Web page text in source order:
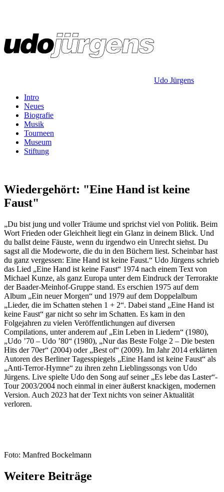
Udo Jürgens
Intro
Neues
Biografie
Musik
Tourneen
Museum
Stiftung
Wiedergehört: "Eine Hand ist keine
Faust"
„Du bist jung und voller Träume und sprichst viel von Politik. Beim
Wort Frieden oder Gleichheit liegt ein Glanz in deinem Blick. Und
du ballst deine Fäuste, wenn du irgendwo ein Unrecht siehst. Du
sagst all die Modeworte, die du in den Büchern liest. Scheinbar hast
du ganz vergessen: Eine Hand ist keine Faust.“ Udo Jürgens schrieb
das Lied „Eine Hand ist keine Faust“ 1974 nach einem Text von
Michael Kunze, als ganz Europa unter dem Eindruck der Terrorakte
der Baader-Meinhof-Gruppe stand. Es erschien 1975 auf dem
Album „Ein neuer Morgen“ und 1979 auf dem Doppelalbum
„Lieder, die im Schatten stehen 1 + 2“. Dabei stand „Eine Hand ist
keine Faust“ gar nicht so sehr im Schatten. Es kam in den
Folgejahren zu vielen Veröffentlichungen auf diversen
Compilations, unter anderem auf „Ein Leben in Liedern“ (1980),
„Udo ’70 – Udo ’80“ (1980), „Nur das Beste Folge 2 – Die besten
Hits der 70er“ (2004) oder „Best of“ (2009). Im Jahr 2014 erklärten
Autoren des Berliner Tagesspiegels „Eine Hand ist keine Faust“ als
„Anti-Terror-Hymne“ zu ihren zehn Lieblingssongs von Udo
Jürgens. Live spielte Udo den Song auf seiner „Es lebe das Laster“-
Tour 2003/2004 noch einmal in einer äußerst knackigen, modernen
Version. Auch 2023 hat der Text nichts von seiner Aktualität
verloren.
Foto: Manfred Bockelmann
Weitere Beiträge